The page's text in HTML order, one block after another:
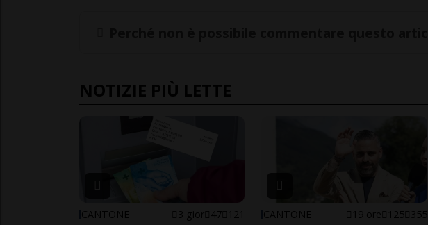
NOTIZIE PIÙ LETTE
CANTONE 3 gior 47 121 CANTONE 19 ore 125 355